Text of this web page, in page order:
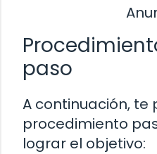
paso
A continuación, te
procedimiento
lograr el objetivo: